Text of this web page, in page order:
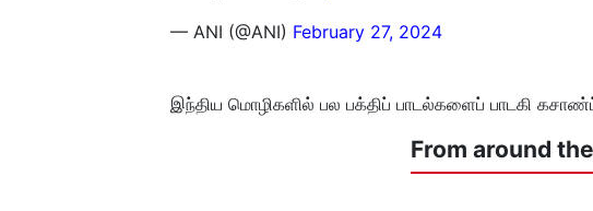
— ANI (@ANI) February 27, 2024
இந்திய மொழிகளில் பல பக்திப் பாடல்களைப் பாடகி
From around